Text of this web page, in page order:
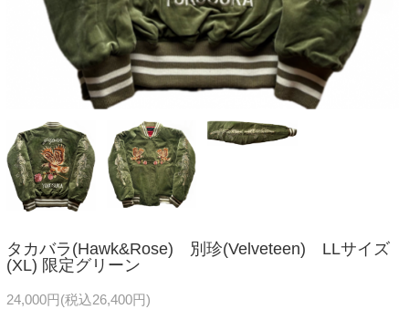
タカバラ(Hawk&Rose) 別珍(Velveteen) LLサイズ
(XL) 限定グリーン
24,000円(税込26,400円)